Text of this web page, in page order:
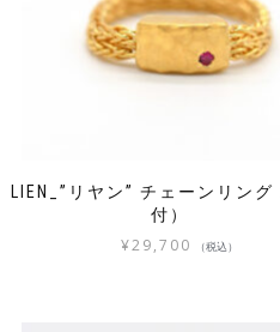
LIEN_”リヤン” チェーンリン
付）
¥29,700 （税込）